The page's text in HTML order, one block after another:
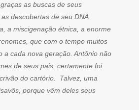
as buscas de seus
descobertas de seu DNA
a miscigenação étnica, a enorme
que com o tempo muitos
a cada nova geração. Antônio não
de seus pais, certamente foi
do cartório. Talvez, uma
porque vêm deles seus